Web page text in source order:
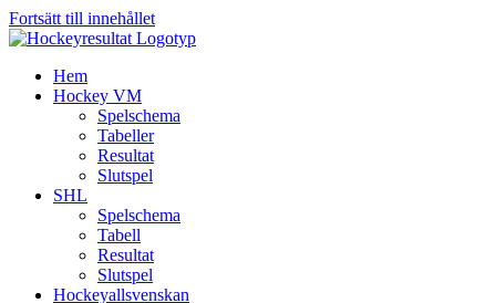
Fortsätt till innehållet
Hem
Hockey VM
Spelschema
Tabeller
Resultat
Slutspel
SHL
Spelschema
Tabell
Resultat
Slutspel
Hockeyallsvenskan